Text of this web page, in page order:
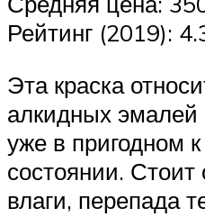
Рейтинг (2019):
Эта краска
алкидных эмалей
уже в пригодном
состоянии. Стоит
влаги, перепада